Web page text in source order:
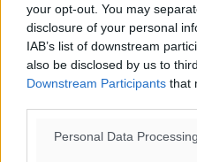
your opt-out. You may
disclosure of your personal
IAB’s list of downstream
also be disclosed by us to
Downstream Participants that
Personal Data
19.01.24, 16:57